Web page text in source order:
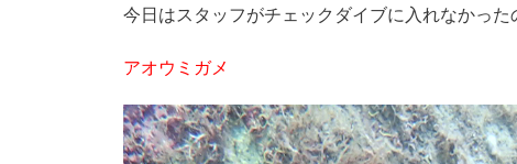
今日はスタッフがチェックダイブに入れなかった
アオウミガメ